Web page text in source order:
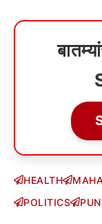
HEALTH
POLITICS